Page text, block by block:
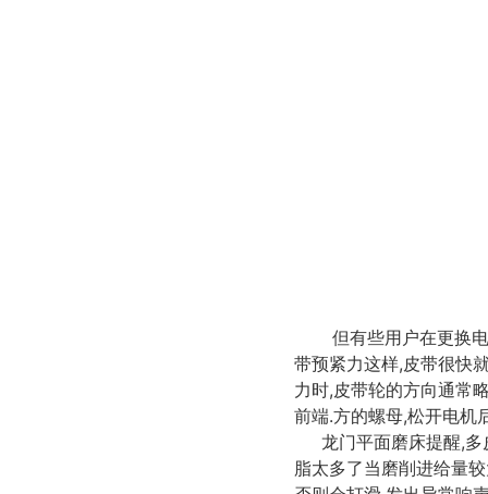
但有些用户在更换电
带预紧力这样,皮带很快
力时,皮带轮的方向通常
前端.方的螺母,松开电机
龙门平面磨床提醒,多
脂太多了当磨削进给量